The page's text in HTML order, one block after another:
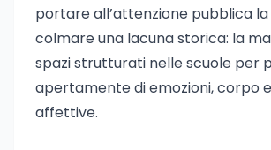
portare all’attenzione pubblica
colmare una lacuna storica: la
spazi strutturati nelle scuole per
apertamente di emozioni, corpo
affettive.